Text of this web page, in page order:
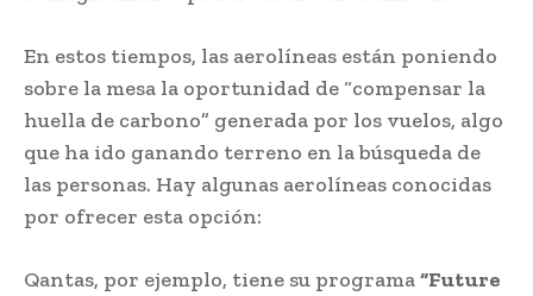
En estos tiempos, las aerolíneas están poniendo
sobre la mesa la oportunidad de “compensar la
huella de carbono” generada por los vuelos, algo
que ha ido ganando terreno en la búsqueda de
las personas. Hay algunas aerolíneas conocidas
por ofrecer esta opción:
Qantas, por ejemplo, tiene su programa“Future